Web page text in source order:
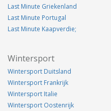
Last Minute Griekenland
Last Minute Portugal
Last Minute Kaapverdie;
Wintersport
Wintersport Duitsland
Wintersport Frankrijk
Wintersport Italie
Wintersport Oostenrijk